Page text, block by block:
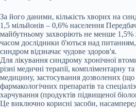
За його даними, кількість хворих на
1,5 мільйонів – 0,6% населення
майбутньому захворіють не менше
часом дослідники б'ються над
синдром відзначає чудове здоров'я.
Для лікування синдрому хронічної
різні медичні терапії, компліментарну
медицину, застосування дозволених
фармакологічних препаратів та
харчування (продуктів підвищеної
Це виключно корисні засоби,